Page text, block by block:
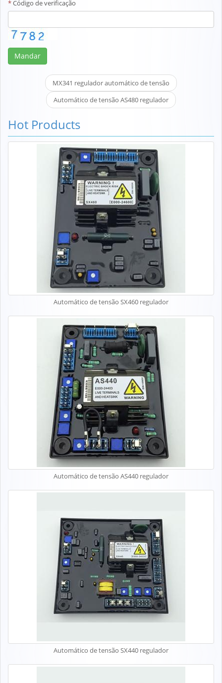
*Código de verificação
Mandar
MX341 regulador automático de tensão
Automático de tensão AS480 regulador
Hot Products
Automático de tensão SX460 regulador
Automático de tensão AS440 regulador
Automático de tensão SX440 regulador